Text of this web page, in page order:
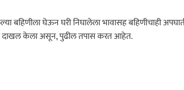
बहिणीला घेऊन घरी निघालेला भावासह बहिणीचाही
दाखल केला असून, पुढील तपास करत आहेत.